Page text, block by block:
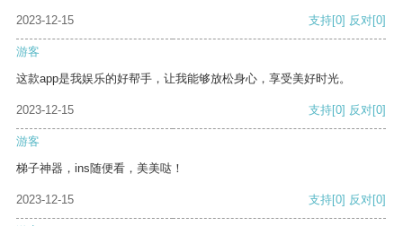
2023-12-15 支持[0] 反对[0]
游客
这款app是我娱乐的好帮手，让我能够放松身心，享受美好时光。
2023-12-15 支持[0] 反对[0]
游客
梯子神器，ins随便看，美美哒！
2023-12-15 支持[0] 反对[0]